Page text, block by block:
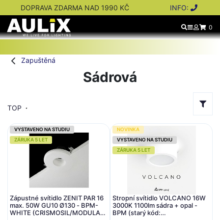
DOPRAVA ZDARMA NAD 1990 KČ INFO:
0
Zapuštěná
Sádrová
TOP
VYSTAVENO NA STUDIU
ZÁRUKA 5 LET
Zápustné svítidlo ZENIT PAR 16
max. 50W GU10 Ø130 - BPM-
WHITE (CRISMOSIL/MODULAR)
NOVINKA
VYSTAVENO NA STUDIU
ZÁRUKA 5 LET
Stropní svítidlo VOLCANO 16W
3000K 1100lm sádra + opal -
BPM (starý kód: